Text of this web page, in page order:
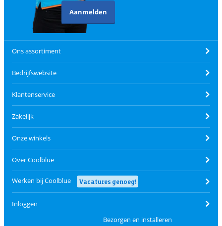
Aanmelden
Ons assortiment
Bedrijfswebsite
Klantenservice
Zakelijk
Onze winkels
Over Coolblue
Werken bij Coolblue Vacatures genoeg!
Inloggen
Bezorgen en installeren